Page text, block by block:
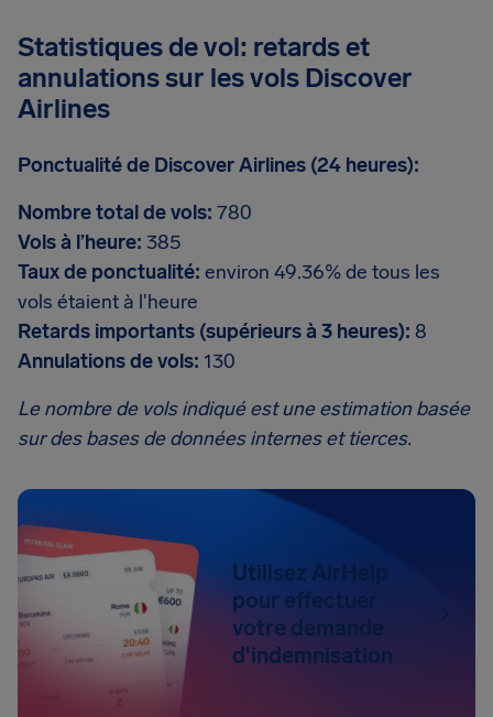
Statistiques de vol: retards et
annulations sur les vols Discover
Airlines
Ponctualité de Discover Airlines (24 heures):
Nombre total de vols: 780
Vols à l’heure: 385
Taux de ponctualité: environ 49.36% de tous les
vols étaient à l'heure
Retards importants (supérieurs à 3 heures): 8
Annulations de vols: 130
Le nombre de vols indiqué est une estimation basée
sur des bases de données internes et tierces.
Utilisez AirHelp
pour effectuer
votre demande
d'indemnisation